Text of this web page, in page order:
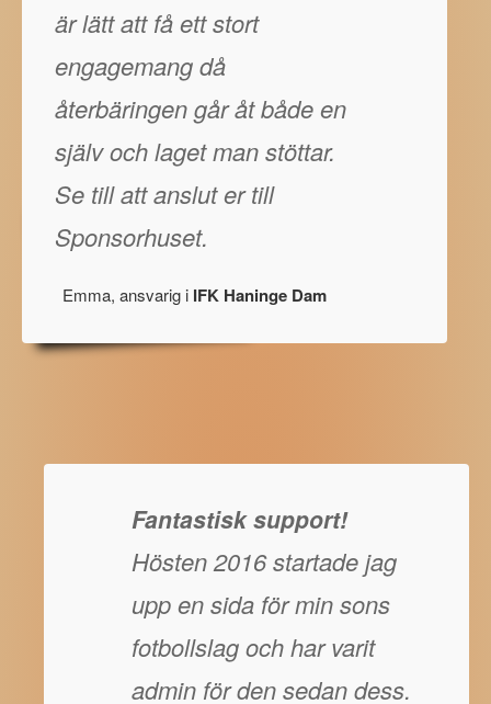
är lätt att få ett stort
engagemang då
återbäringen går åt både en
själv och laget man stöttar.
Se till att anslut er till
Sponsorhuset.
Emma, ansvarig i IFK Haninge Dam
Fantastisk support!
Hösten 2016 startade jag
upp en sida för min sons
fotbollslag och har varit
admin för den sedan dess.